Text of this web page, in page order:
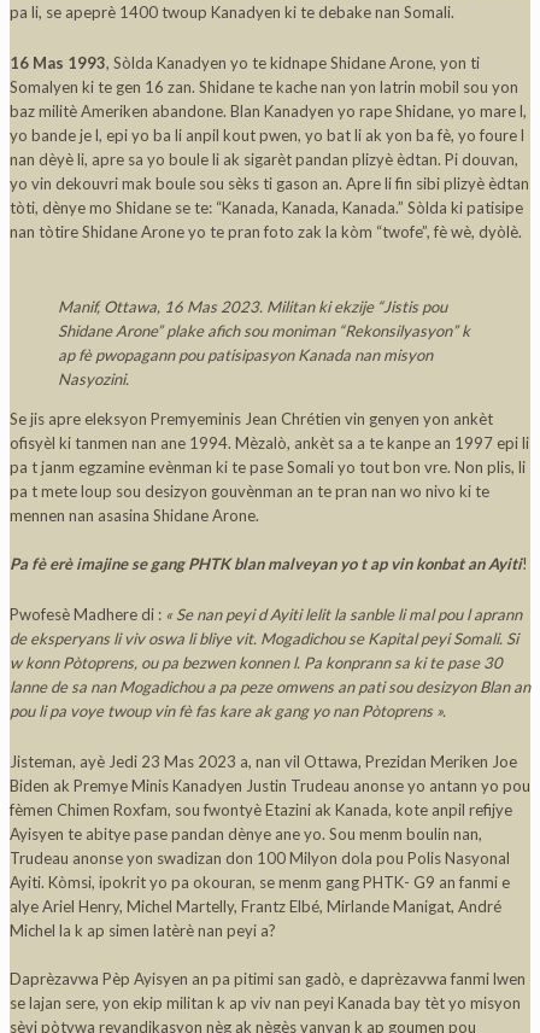
pa li, se apeprè 1400 twoup Kanadyen ki te debake nan Somali.
16 Mas 1993, Sòlda Kanadyen yo te kidnape Shidane Arone, yon ti
Somalyen ki te gen 16 zan. Shidane te kache nan yon latrin mobil sou yon
baz militè Ameriken abandone. Blan Kanadyen yo rape Shidane, yo mare l,
yo bande je l, epi yo ba li anpil kout pwen, yo bat li ak yon ba fè, yo foure l
nan dèyè li, apre sa yo boule li ak sigarèt pandan plizyè èdtan. Pi douvan,
yo vin dekouvri mak boule sou sèks ti gason an. Apre li fin sibi plizyè èdtan
tòti, dènye mo Shidane se te: “Kanada, Kanada, Kanada.” Sòlda ki patisipe
nan tòtire Shidane Arone yo te pran foto zak la kòm “twofe”, fè wè, dyòlè.
Manif, Ottawa, 16 Mas 2023. Militan ki ekzije “Jistis pou
Shidane Arone” plake afich sou moniman “Rekonsilyasyon” k
ap fè pwopagann pou patisipasyon Kanada nan misyon
Nasyozini.
Se jis apre eleksyon Premyeminis Jean Chrétien vin genyen yon ankèt
ofisyèl ki tanmen nan ane 1994. Mèzalò, ankèt sa a te kanpe an 1997 epi li
pa t janm egzamine evènman ki te pase Somali yo tout bon vre. Non plis, li
pa t mete loup sou desizyon gouvènman an te pran nan wo nivo ki te
mennen nan asasina Shidane Arone.
Pa fè erè imajine se gang PHTK blan malveyan yo t ap vin konbat an Ayiti!
Pwofesè Madhere di : « Se nan peyi d Ayiti lelit la sanble li mal pou l aprann
de eksperyans li viv oswa li bliye vit. Mogadichou se Kapital peyi Somali. Si
w konn Pòtoprens, ou pa bezwen konnen l. Pa konprann sa ki te pase 30
lanne de sa nan Mogadichou a pa peze omwens an pati sou desizyon Blan an
pou li pa voye twoup vin fè fas kare ak gang yo nan Pòtoprens ».
Jisteman, ayè Jedi 23 Mas 2023 a, nan vil Ottawa, Prezidan Meriken Joe
Biden ak Premye Minis Kanadyen Justin Trudeau anonse yo antann yo pou
fèmen Chimen Roxfam, sou fwontyè Etazini ak Kanada, kote anpil refijye
Ayisyen te abitye pase pandan dènye ane yo. Sou menm boulin nan,
Trudeau anonse yon swadizan don 100 Milyon dola pou Polis Nasyonal
Ayiti. Kòmsi, ipokrit yo pa okouran, se menm gang PHTK- G9 an fanmi e
alye Ariel Henry, Michel Martelly, Frantz Elbé, Mirlande Manigat, André
Michel la k ap simen latèrè nan peyi a?
Daprèzavwa Pèp Ayisyen an pa pitimi san gadò, e daprèzavwa fanmi lwen
se lajan sere, yon ekip militan k ap viv nan peyi Kanada bay tèt yo misyon
sèvi pòtvwa revandikasyon nèg ak nègès vanyan k ap goumen pou